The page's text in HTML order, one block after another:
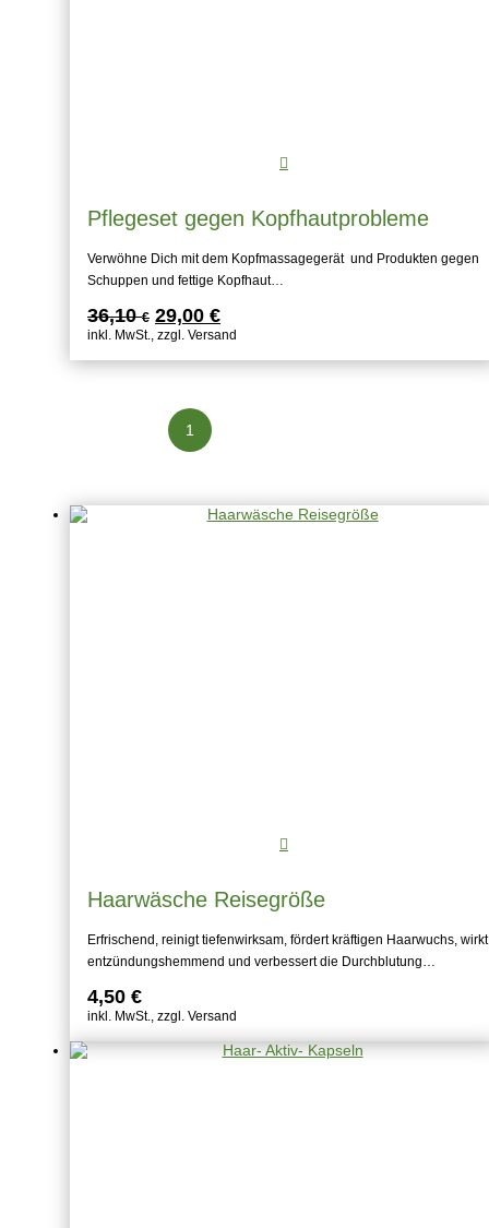
Pflegeset gegen Kopfhautprobleme
Verwöhne Dich mit dem Kopfmassagegerät und Produkten gegen
Schuppen und fettige Kopfhaut…
36,10€
Ursprünglicher
Preis
war:
29,00 €
Aktueller
Preis
ist:
inkl. MwSt., zzgl. Versand
1
Haarwäsche Reisegröße
Erfrischend, reinigt tiefenwirksam, fördert kräftigen Haarwuchs, wirkt
entzündungshemmend und verbessert die Durchblutung…
4,50 €
inkl. MwSt., zzgl. Versand